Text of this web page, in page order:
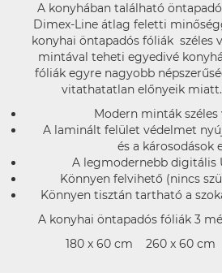
A konyhában található
Dimex-Line átlag feletti
konyhai öntapadós fóliák széles
mintával teheti egyedivé
fóliák egyre nagyobb
vitathatatlan előnyeik
Modern minták széles
A laminált felület védelmet
és a károsodások
A legmodernebb digitális
Könnyen felvihető (nincs
Könnyen tisztán tartható a
A konyhai öntapadós fóliák 3
180 x 60 cm 260 x 60